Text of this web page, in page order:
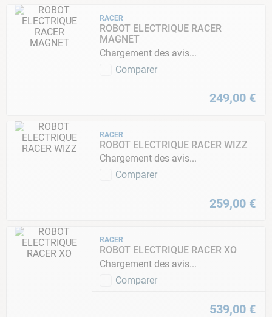
RACER
ROBOT ELECTRIQUE RACER
MAGNET
Chargement des avis...
Comparer
249,00 €
RACER
ROBOT ELECTRIQUE RACER WIZZ
Chargement des avis...
Comparer
259,00 €
RACER
ROBOT ELECTRIQUE RACER XO
Chargement des avis...
Comparer
539,00 €